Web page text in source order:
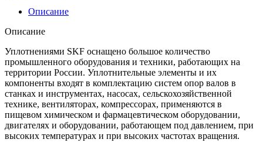
Описание
Описание
Уплотнениями SKF оснащено большое количество
промышленного оборудования и техники, работающих на
территории России. Уплотнительные элементы и их
компоненты входят в комплектацию систем опор валов в
станках и инструментах, насосах, сельскохозяйственной
технике, вентиляторах, компрессорах, применяются в
пищевом химическом и фармацевтическом оборудовании,
двигателях и оборудовании, работающем под давлением, при
высоких температурах и при высоких частотах вращения.